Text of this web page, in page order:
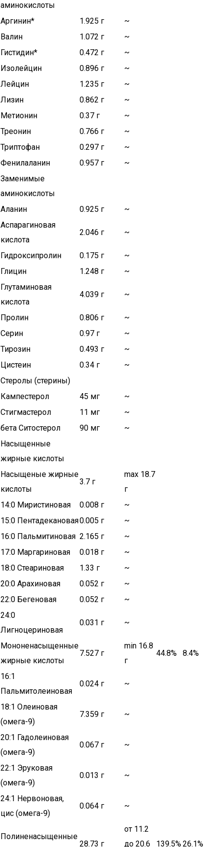
аминокислоты
Аргинин*
1.925 г
~
Валин
1.072 г
~
Гистидин*
0.472 г
~
Изолейцин
0.896 г
~
Лейцин
1.235 г
~
Лизин
0.862 г
~
Метионин
0.37 г
~
Треонин
0.766 г
~
Триптофан
0.297 г
~
Фенилаланин
0.957 г
~
Заменимые
аминокислоты
Аланин
0.925 г
~
Аспарагиновая
кислота
2.046 г ~
Гидроксипролин 0.175 г
~
Глицин
1.248 г
~
Глутаминовая
кислота
4.039 г ~
Пролин 0.806 г
~
Серин
0.97 г
~
Тирозин
0.493 г
~
Цистеин
0.34 г
~
Стеролы (стерины)
Кампестерол
45 мг
~
Стигмастерол
11 мг
~
бета Ситостерол
90 мг
~
Насыщенные
жирные кислоты
Насыщеные жирные
кислоты
3.7 г
max 18.7
г
14:0 Миристиновая
0.008 г
~
15:0 Пентадекановая0.005 г
~
16:0 Пальмитиновая 2.165 г
~
17:0 Маргариновая
0.018 г
~
18:0 Стеариновая
1.33 г
~
20:0 Арахиновая
0.052 г
~
22:0 Бегеновая
0.052 г
~
24:0
Лигноцериновая
0.031 г ~
Мононенасыщенные
жирные кислоты
7.527 г
min 16.8
г
44.8% 8.4%
16:1
Пальмитолеиновая
0.024 г ~
18:1 Олеиновая
(омега-9)
7.359 г ~
20:1 Гадолеиновая
(омега-9)
0.067 г ~
22:1 Эруковая
(омега-9)
0.013 г ~
24:1 Нервоновая,
цис (омега-9)
0.064 г ~
Полиненасыщенные
28.73 г
от 11.2
до 20.6
139.5%26.1%